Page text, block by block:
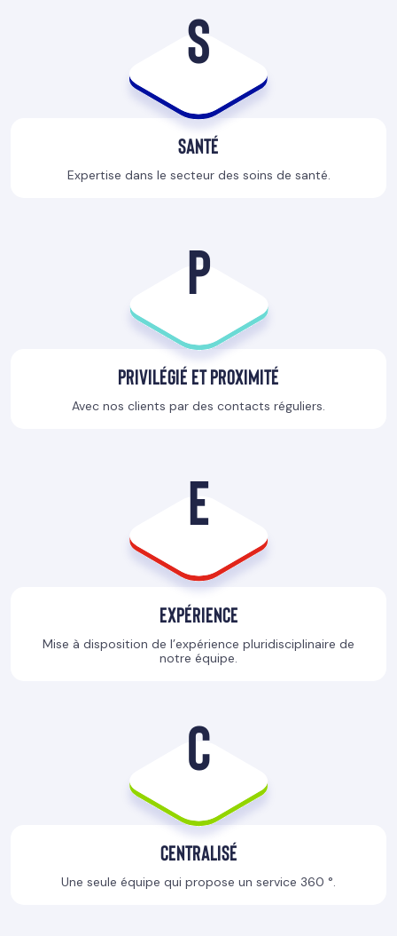
S
Santé
Expertise dans le secteur des soins de santé.
P
Privilégié et proximité
Avec nos clients par des contacts réguliers.
E
Expérience
Mise à disposition de l’expérience pluridisciplinaire de
notre équipe.
C
Centralisé
Une seule équipe qui propose un service 360 °.